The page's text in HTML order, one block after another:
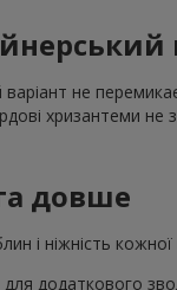
не
хризантеми
довше
і ніжність кожної
для додаткового